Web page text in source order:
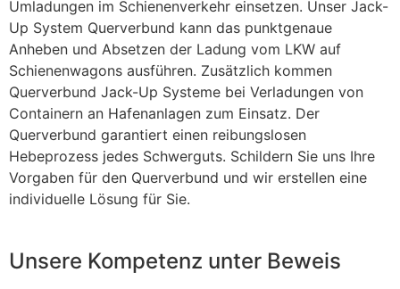
Umladungen im Schienenverkehr einsetzen. Unser Jack-
Up System Querverbund kann das punktgenaue
Anheben und Absetzen der Ladung vom LKW auf
Schienenwagons ausführen. Zusätzlich kommen
Querverbund Jack-Up Systeme bei Verladungen von
Containern an Hafenanlagen zum Einsatz. Der
Querverbund garantiert einen reibungslosen
Hebeprozess jedes Schwerguts. Schildern Sie uns Ihre
Vorgaben für den Querverbund und wir erstellen eine
individuelle Lösung für Sie.
Unsere Kompetenz unter Beweis